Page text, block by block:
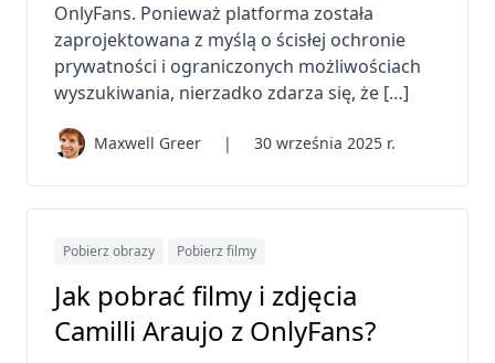
OnlyFans. Ponieważ platforma została
zaprojektowana z myślą o ścisłej ochronie
prywatności i ograniczonych możliwościach
wyszukiwania, nierzadko zdarza się, że […]
Maxwell Greer | 30 września 2025 r.
Pobierz obrazy Pobierz filmy
Jak pobrać filmy i zdjęcia
Camilli Araujo z OnlyFans?